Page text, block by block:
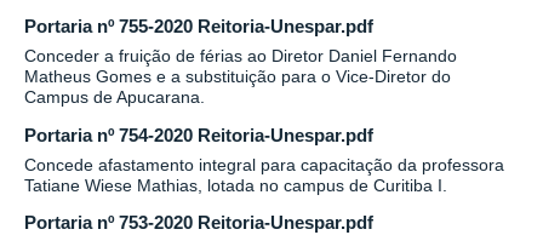
Portaria nº 755-2020 Reitoria-Unespar.pdf
Conceder a fruição de férias ao Diretor Daniel Fernando
Matheus Gomes e a substituição para o Vice-Diretor do
Campus de Apucarana.
Portaria nº 754-2020 Reitoria-Unespar.pdf
Concede afastamento integral para capacitação da professora
Tatiane Wiese Mathias, lotada no campus de Curitiba I.
Portaria nº 753-2020 Reitoria-Unespar.pdf